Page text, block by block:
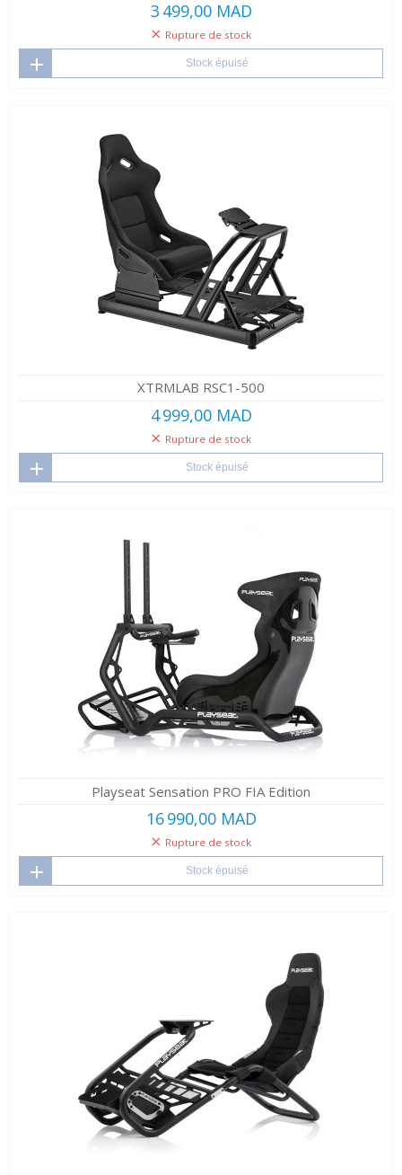
3 499,00 MAD
Rupture de stock
Stock épuisé
XTRMLAB RSC1-500
4 999,00 MAD
Rupture de stock
Stock épuisé
Playseat Sensation PRO FIA Edition
16 990,00 MAD
Rupture de stock
Stock épuisé